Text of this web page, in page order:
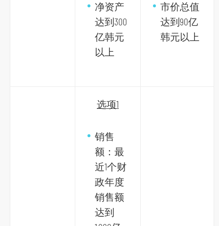
净资产
达到300
亿韩元
以上
市价总值
达到90亿
韩元以上
选项1
销售
额：最
近1个财
政年度
销售额
达到